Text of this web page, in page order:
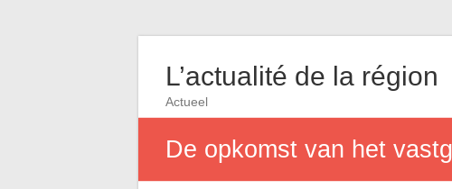
L’actualité de la région
Actueel
De opkomst van het